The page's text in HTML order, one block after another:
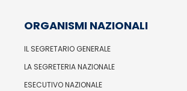
ORGANISMI NAZIONALI
IL SEGRETARIO GENERALE
LA SEGRETERIA NAZIONALE
ESECUTIVO NAZIONALE